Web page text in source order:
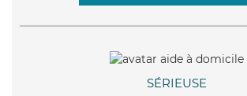
SÉRIEUSE